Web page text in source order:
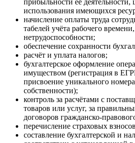
прибыльности её деятельности,
использования имеющихся
начисление оплаты труда
табелей учёта рабочего
нетрудоспособности;
обеспечение сохранности
расчёт и уплата налогов;
бухгалтерское оформление
имуществом (регистрация в
присвоение уникального
собственности);
контроль за расчётами с
товаров или услуг, за
договоров гражданско-
перечисление страховых
составление бухгалтерской и